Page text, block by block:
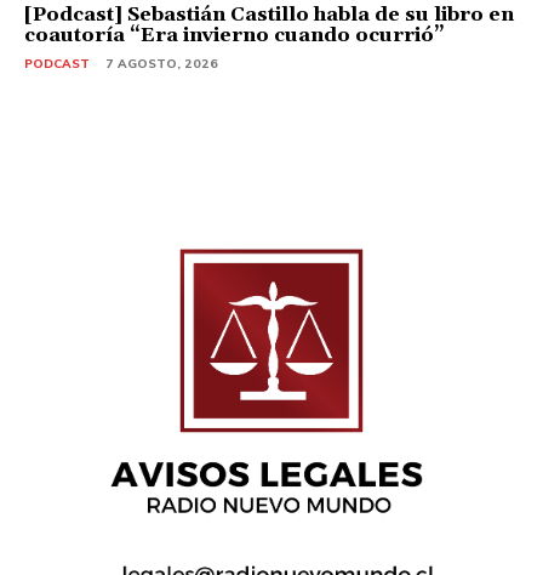
[Podcast] Sebastián Castillo habla de su libro en
coautoría “Era invierno cuando ocurrió”
PODCAST 7 AGOSTO, 2026